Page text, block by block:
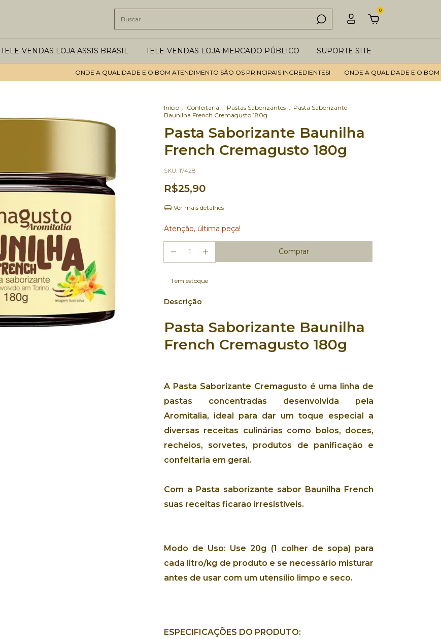
0
TELE-VENDAS LOJA ASSIS BRASIL TELE-VENDAS LOJA MERCADO PÚBLICO SUPORTE SITE
ONDE A QUALIDADE E O BOM ATENDIMENTO SÃO OS PRINCIPAIS INGREDIENTES! ONDE A QUALIDADE E O BOM
Início . Confeitaria . Pastas Saborizantes . Pasta Saborizante
Baunilha French Cremagusto 180g
Pasta Saborizante Baunilha
French Cremagusto 180g
SKU: 17428
R$25,90
Ver mais detalhes
Atenção, última peça!
1 em estoque
Descrição
Pasta Saborizante Baunilha
French Cremagusto 180g
A Pasta Saborizante Cremagusto é uma linha de
pastas concentradas desenvolvida pela
Aromitalia, ideal para dar um toque especial a
diversas receitas culinárias como bolos, doces,
recheios, sorvetes, produtos de panificação e
confeitaria em geral.
Com a Pasta saborizante sabor Baunilha French
suas receitas ficarão irresistíveis.
Modo de Uso: Use 20g (1 colher de sopa) para
cada litro/kg de produto e se necessário misturar
antes de usar com um utensílio limpo e seco.
ESPECIFICAÇÕES DO PRODUTO: